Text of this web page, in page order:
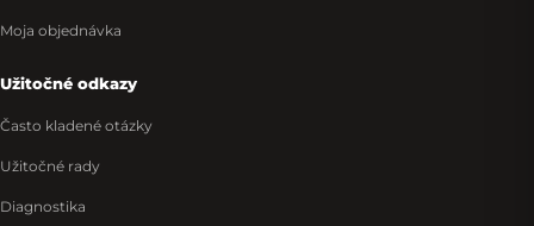
Moja objednávka
Užitočné odkazy
Často kladené otázky
Užitočné rady
Diagnostika